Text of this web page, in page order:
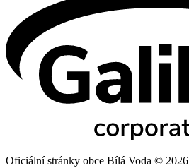
Oficiální stránky obce Bílá Voda © 2026